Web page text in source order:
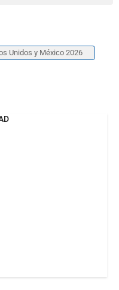
Unidos y México 2026